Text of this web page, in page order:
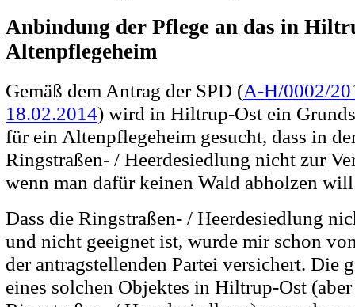
Anbindung der Pflege an das in
Altenpflegeheim
Gemäß dem Antrag der SPD (A-H/0002/
18.02.2014) wird in Hiltrup-Ost ein
für ein Altenpflegeheim gesucht, dass in
Ringstraßen- / Heerdesiedlung nicht zur
wenn man dafür keinen Wald abholzen
Dass die Ringstraßen- / Heerdesiedlung
und nicht geeignet ist, wurde mir schon
der antragstellenden Partei versichert. Die
eines solchen Objektes in Hiltrup-Ost